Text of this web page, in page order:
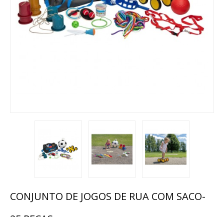
LEGO / FEBER
FAZ DE CONTA
MALAS DE VIAGEM
BRINQUEDOS / DIVERSOS / ...
CONJUNTO DE JOGOS DE RUA COM SACO-